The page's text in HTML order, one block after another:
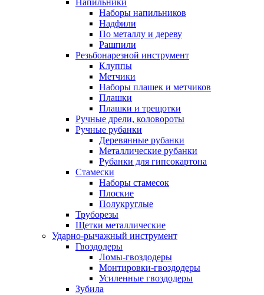
Напильники
Наборы напильников
Надфили
По металлу и дереву
Рашпили
Резьбонарезной инструмент
Клуппы
Метчики
Наборы плашек и метчиков
Плашки
Плашки и трещотки
Ручные дрели, коловороты
Ручные рубанки
Деревянные рубанки
Металлические рубанки
Рубанки для гипсокартона
Стамески
Наборы стамесок
Плоские
Полукруглые
Труборезы
Щетки металлические
Ударно-рычажный инструмент
Гвоздодеры
Ломы-гвоздодеры
Монтировки-гвоздодеры
Усиленные гвоздодеры
Зубила